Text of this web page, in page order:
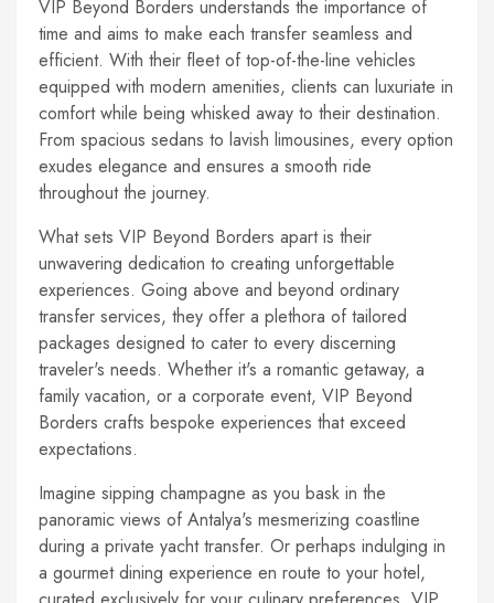
VIP Beyond Borders understands the importance of
time and aims to make each transfer seamless and
efficient. With their fleet of top-of-the-line vehicles
equipped with modern amenities, clients can luxuriate in
comfort while being whisked away to their destination.
From spacious sedans to lavish limousines, every option
exudes elegance and ensures a smooth ride
throughout the journey.
What sets VIP Beyond Borders apart is their
unwavering dedication to creating unforgettable
experiences. Going above and beyond ordinary
transfer services, they offer a plethora of tailored
packages designed to cater to every discerning
traveler's needs. Whether it's a romantic getaway, a
family vacation, or a corporate event, VIP Beyond
Borders crafts bespoke experiences that exceed
expectations.
Imagine sipping champagne as you bask in the
panoramic views of Antalya's mesmerizing coastline
during a private yacht transfer. Or perhaps indulging in
a gourmet dining experience en route to your hotel,